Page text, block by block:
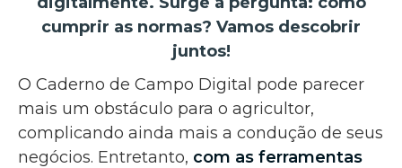
cumprir as normas? Vamos descobrir
juntos!
O Caderno de Campo Digital pode parecer
mais um obstáculo para o agricultor,
complicando ainda mais a condução de seus
negócios. Entretanto, com as ferramentas